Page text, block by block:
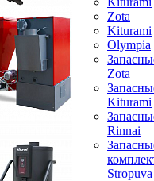
Zota
Kiturami
Olympia
Zota
Kiturami
Rinnai
Stropuva